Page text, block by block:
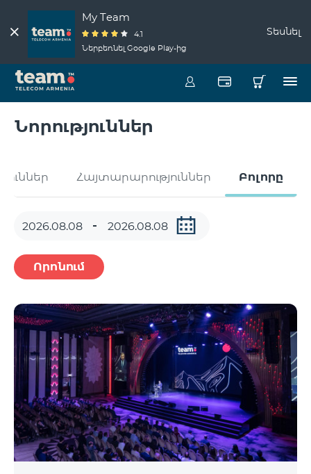
My Team
4.1
Ներբեռնել Google Play-ից
Տեսնել
Նորություններ
Հայտարարություններ Բոլորը
Որոնում